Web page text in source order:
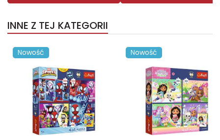
INNE Z TEJ KATEGORII
Nowość Nowość